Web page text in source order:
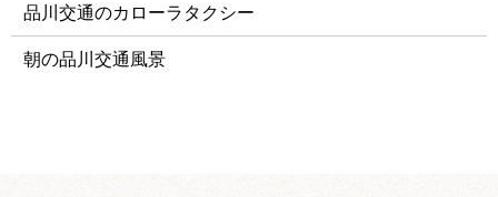
品川交通のカローラタクシー
朝の品川交通風景